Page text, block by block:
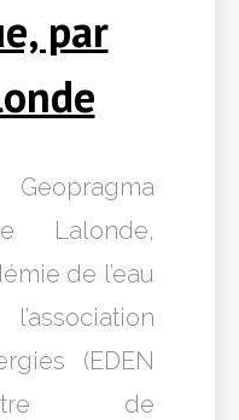
par
Lalonde,
de l’eau
(EDEN
de